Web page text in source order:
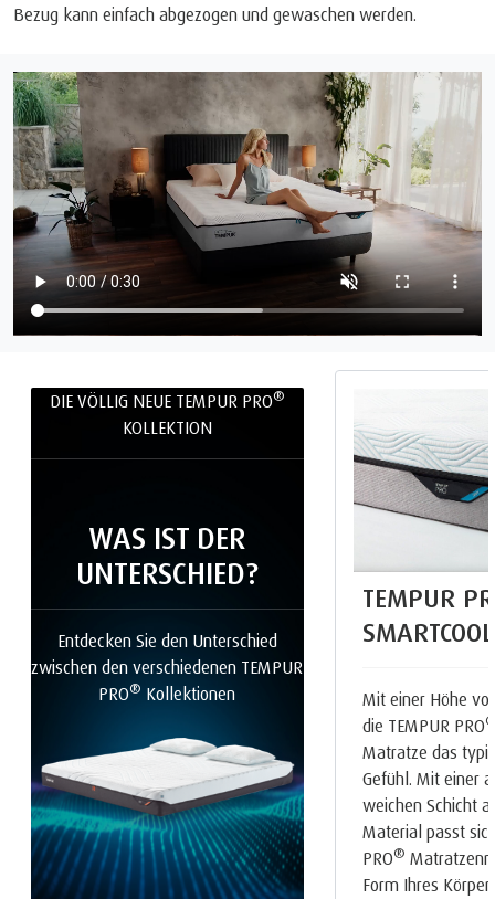
Bezug kann einfach abgezogen und gewaschen werden.
DIE VÖLLIG NEUE TEMPUR PRO®
KOLLEKTION
WAS IST DER
UNTERSCHIED?
Entdecken Sie den Unterschied
zwischen den verschiedenen TEMPUR
PRO® Kollektionen
TEMPUR
SMARTCOOL
Mit einer Höhe
die TEMPUR PRO
Matratze das
Gefühl. Mit einer
weichen Schicht
Material passt
PRO®
Form Ihres